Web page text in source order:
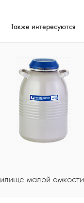
Также интересуются
малой емкости